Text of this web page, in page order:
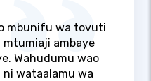
mbunifu wa tovuti
mtumiaji ambaye
Wahudumu wao
wataalamu wa